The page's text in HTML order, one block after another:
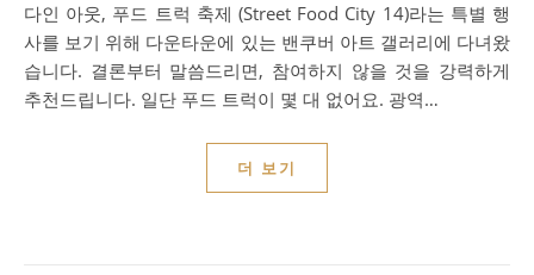
다인 아웃, 푸드 트럭 축제 (Street Food City 14)라는 특별 행
사를 보기 위해 다운타운에 있는 밴쿠버 아트 갤러리에 다녀왔
습니다. 결론부터 말씀드리면, 참여하지 않을 것을 강력하게
추천드립니다. 일단 푸드 트럭이 몇 대 없어요. 광역…
더 보기